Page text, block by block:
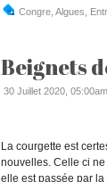
Congre Algues
Beignets
30 Juillet 2020, 05:00am
La courgette est
nouvelles. Celle ci
elle est passée par la